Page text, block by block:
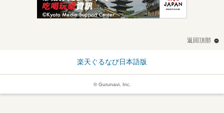
返回頂部
楽天ぐるなび日本語版
© Gurunavi, Inc.